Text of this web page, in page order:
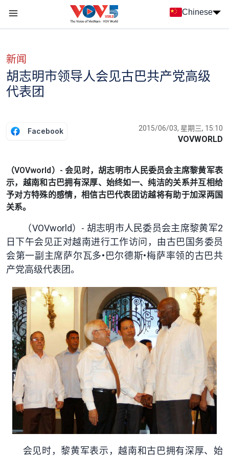
Chinese
新闻
胡志明市领导人会见古巴共产党高级
代表团
Facebook 2015/06/03, 星期三, 15:10
VOVWORLD
（VOVworld）- 会见时，胡志明市人民委员会主席黎黄军表
示，越南和古巴拥有深厚、始终如一、纯洁的关系并互相给
予对方特殊的感情，相信古巴代表团访越将有助于加深两国
关系。
（VOVworld）- 胡志明市人民委员会主席黎黄军2
日下午会见正对越南进行工作访问，由古巴国务委员
会第一副主席萨尔瓦多•巴尔德斯•梅萨率领的古巴共
产党高级代表团。
会见时，黎黄军表示，越南和古巴拥有深厚、始